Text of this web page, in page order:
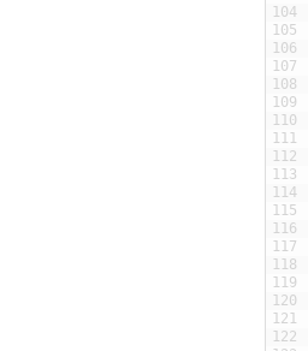
104
105
106
107
108
109
110
111
112
113
114
115
116
117
118
119
120
121
122